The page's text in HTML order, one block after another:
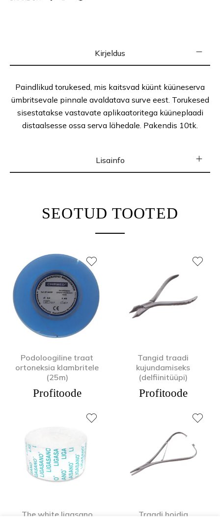
Kirjeldus
Paindlikud torukesed, mis kaitsvad küünt küüneserva
ümbritsevale pinnale avaldatava surve eest. Torukesed
sisestatakse vastavate aplikaatoritega küüneplaadi
distaalsesse ossa serva lähedale. Pakendis 10tk.
Lisainfo
SEOTUD TOOTED
Podoloogiline traat
ortoneksia klambritele
(25m)
Profitoode
Tangid traadi
kujundamiseks
(delfiinitüüpi)
Profitoode
The white ligasano
Traadi hoidja